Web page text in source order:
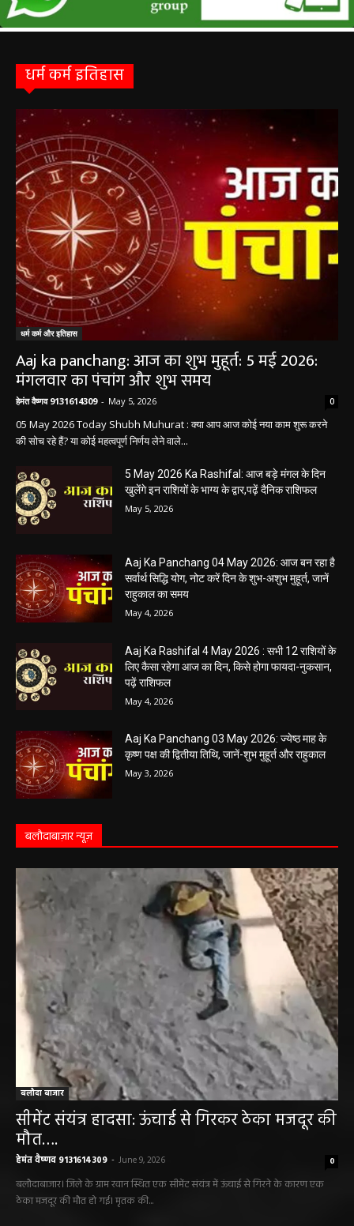
धर्म कर्म इतिहास
धर्म कर्म और इतिहास
Aaj ka panchang: आज का शुभ मुहूर्त: 5 मई 2026:
मंगलवार का पंचांग और शुभ समय
हेमंत वैष्णव 9131614309 - May 5, 2026 0
05 May 2026 Today Shubh Muhurat : क्या आप आज कोई नया काम शुरू करने
की सोच रहे हैं? या कोई महत्वपूर्ण निर्णय लेने वाले...
5 May 2026 Ka Rashifal: आज बड़े मंगल के दिन
खुलेंगे इन राशियों के भाग्य के द्वार,पढ़ें दैनिक राशिफल
May 5, 2026
Aaj Ka Panchang 04 May 2026: आज बन रहा है
सर्वार्थ सिद्धि योग, नोट करें दिन के शुभ-अशुभ मुहूर्त, जानें
राहुकाल का समय
May 4, 2026
Aaj Ka Rashifal 4 May 2026 : सभी 12 राशियों के
लिए कैसा रहेगा आज का दिन, किसे होगा फायदा-नुकसान,
पढ़ें राशिफल
May 4, 2026
Aaj Ka Panchang 03 May 2026: ज्येष्ठ माह के
कृष्ण पक्ष की द्वितीया तिथि, जानें-शुभ मुहूर्त और राहुकाल
May 3, 2026
बलौदाबाज़ार न्यूज़
बलौदा बाजार
सीमेंट संयंत्र हादसा: ऊंचाई से गिरकर ठेका मजदूर की
मौत….
हेमंत वैष्णव 9131614309 - June 9, 2026 0
बलौदाबाजार। जिले के ग्राम रवान स्थित एक सीमेंट संयंत्र में ऊंचाई से गिरने के कारण एक
ठेका मजदूर की मौत हो गई। मृतक की...